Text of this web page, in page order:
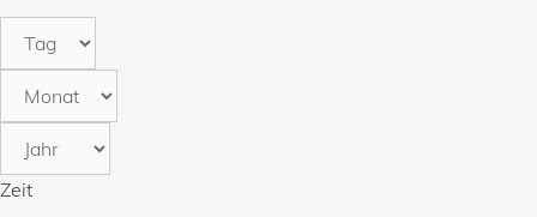
Zeit